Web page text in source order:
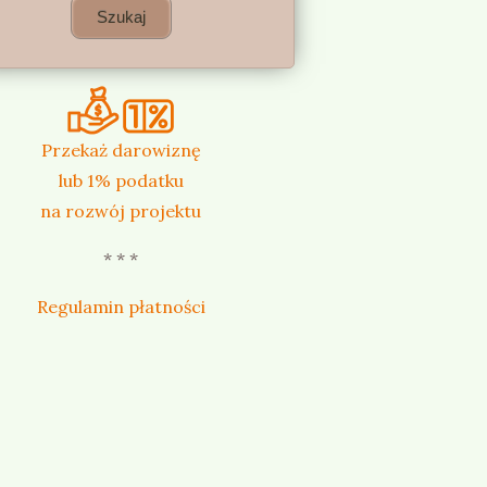
Przekaż darowiznę
lub 1% podatku
na rozwój projektu
* * *
Regulamin płatności